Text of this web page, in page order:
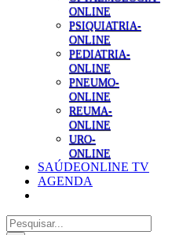
ONLINE
PSIQUIATRIA-
ONLINE
PEDIATRIA-
ONLINE
PNEUMO-
ONLINE
REUMA-
ONLINE
URO-
ONLINE
SAÚDEONLINE TV
AGENDA
Pesquisar